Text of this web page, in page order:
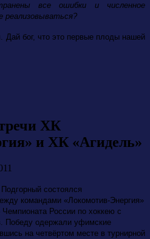
все ошибки и численное
реализовываться?
бог, что это первые плоды нашей
ХК
и ХК «Агидель»
состоялся
командами «Локомотив-Энергия»
России по хоккею с
Победу одержали уфимские
на четвёртом месте в турнирной